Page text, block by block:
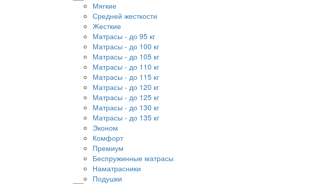
Мягкие
Средней жесткости
Жесткие
Матрасы - до 95 кг
Матрасы - до 100 кг
Матрасы - до 105 кг
Матрасы - до 110 кг
Матрасы - до 115 кг
Матрасы - до 120 кг
Матрасы - до 125 кг
Матрасы - до 130 кг
Матрасы - до 135 кг
Эконом
Комфорт
Премиум
Беспружинные матрасы
Наматрасники
Подушки